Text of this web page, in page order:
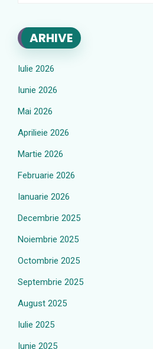
ARHIVE
Iulie 2026
Iunie 2026
Mai 2026
Aprilieie 2026
Martie 2026
Februarie 2026
Ianuarie 2026
Decembrie 2025
Noiembrie 2025
Octombrie 2025
Septembrie 2025
August 2025
Iulie 2025
Iunie 2025